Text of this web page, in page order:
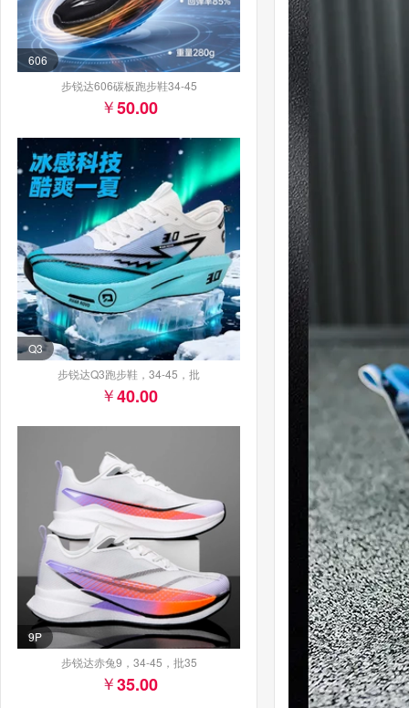
606
步锐达606碳板跑步鞋34-45
50.00
Q3
步锐达Q3跑步鞋，34-45，批
40.00
9P
步锐达赤兔9，34-45，批35
35.00